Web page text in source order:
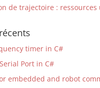
de trajectoire : ressources
timer in C#
Port in C#
embedded and robot